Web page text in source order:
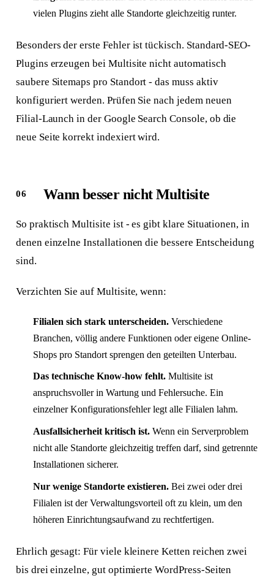
vielen Plugins zieht alle Standorte gleichzeitig runter.
Besonders der erste Fehler ist tückisch. Standard-SEO-
Plugins erzeugen bei Multisite nicht automatisch
saubere Sitemaps pro Standort - das muss aktiv
konfiguriert werden. Prüfen Sie nach jedem neuen
Filial-Launch in der Google Search Console, ob die
neue Seite korrekt indexiert wird.
Wann besser nicht Multisite
So praktisch Multisite ist - es gibt klare Situationen, in
denen einzelne Installationen die bessere Entscheidung
sind.
Verzichten Sie auf Multisite, wenn:
Filialen sich stark unterscheiden.Verschiedene
Branchen, völlig andere Funktionen oder eigene Online-
Shops pro Standort sprengen den geteilten Unterbau.
Das technische Know-how fehlt.Multisite ist
anspruchsvoller in Wartung und Fehlersuche. Ein
einzelner Konfigurationsfehler legt alle Filialen lahm.
Ausfallsicherheit kritisch ist.Wenn ein Serverproblem
nicht alle Standorte gleichzeitig treffen darf, sind getrennte
Installationen sicherer.
Nur wenige Standorte existieren.Bei zwei oder drei
Filialen ist der Verwaltungsvorteil oft zu klein, um den
höheren Einrichtungsaufwand zu rechtfertigen.
Ehrlich gesagt: Für viele kleinere Ketten reichen zwei
bis drei einzelne, gut optimierte WordPress-Seiten